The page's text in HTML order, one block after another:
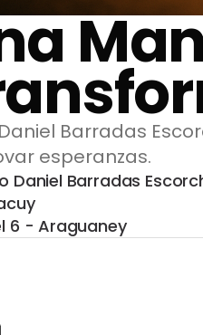
Barradas
esperanzas.
Daniel Barradas
6 - Araguaney